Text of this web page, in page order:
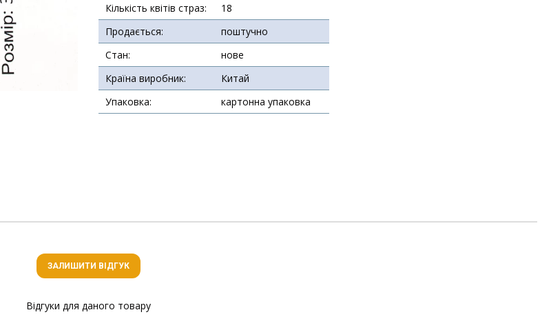
Кількість квітів страз:
18
Продається:
поштучно
Стан:
нове
Країна виробник:
Китай
Упаковка:
картонна упаковка
ЗАЛИШИТИ ВІДГУК
Відгуки для даного товару